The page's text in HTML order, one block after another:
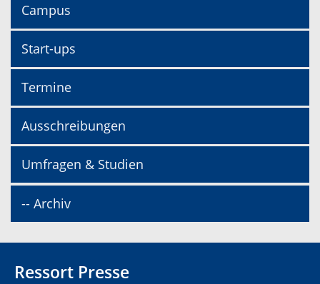
Campus
Start-ups
Termine
Ausschreibungen
Umfragen & Studien
-- Archiv
Ressort Presse